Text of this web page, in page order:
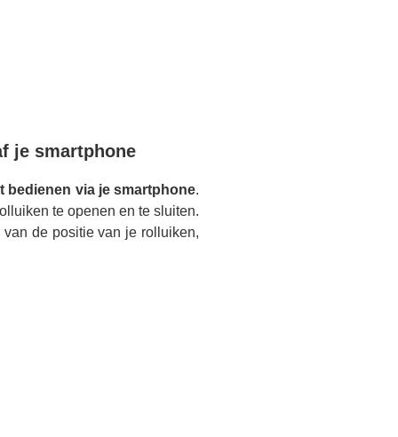
je smartphone
bedienen via je smartphone.
te openen en te sluiten.
de positie van je rolluiken,